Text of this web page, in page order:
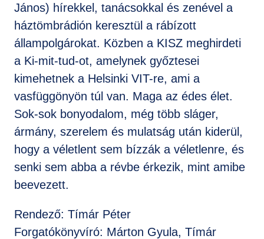
János) hírekkel, tanácsokkal és zenével a
háztömbrádión keresztül a rábízott
állampolgárokat. Közben a KISZ meghirdeti
a Ki-mit-tud-ot, amelynek győztesei
kimehetnek a Helsinki VIT-re, ami a
vasfüggönyön túl van. Maga az édes élet.
Sok-sok bonyodalom, még több sláger,
ármány, szerelem és mulatság után kiderül,
hogy a véletlent sem bízzák a véletlenre, és
senki sem abba a révbe érkezik, mint amibe
beevezett.
Rendező: Tímár Péter
Forgatókönyvíró: Márton Gyula, Tímár